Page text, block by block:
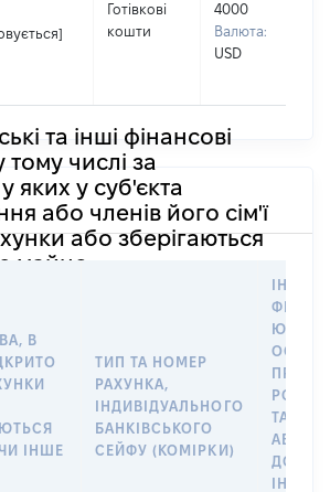
Готівкові
кошти
4000
Валюта:
USD
та інші фінансові
тому числі за
яких у суб'єкта
або членів його сім'ї
або зберігаються
майно
В
ІНШЕ
ТИП ТА НОМЕР
РАХУНКА,
ІНДИВІДУАЛЬНОГО
БАНКІВСЬКОГО
СЕЙФУ (КОМІРКИ)
ПРАВО
ТАКИМ
АБО
ДО